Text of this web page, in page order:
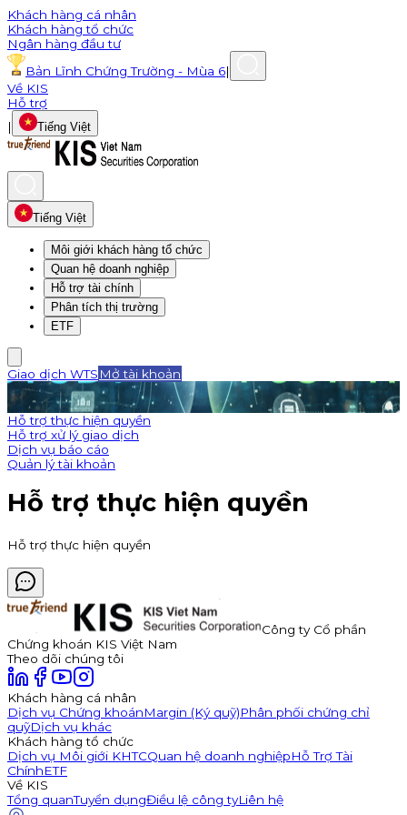
Khách hàng cá nhân
Khách hàng tổ chức
Ngân hàng đầu tư
Bản Lĩnh Chứng Trường - Mùa 6|
Về KIS
Hỗ trợ
|
Tiếng Việt
Tiếng Việt
Môi giới khách hàng tổ chức
Quan hệ doanh nghiệp
Hỗ trợ tài chính
Phân tích thị trường
ETF
Giao dịch WTS Mở tài khoản
Hỗ trợ thực hiện quyền
Hỗ trợ xử lý giao dịch
Dịch vụ báo cáo
Quản lý tài khoản
Hỗ trợ thực hiện quyền
Hỗ trợ thực hiện quyền
Công ty Cổ phần
Chứng khoán KIS Việt Nam
Theo dõi chúng tôi
Khách hàng cá nhân
Dịch vụ Chứng khoánMargin (Ký quỹ)Phân phối chứng chỉ
quỹDịch vụ khác
Khách hàng tổ chức
Dịch vụ Môi giới KHTCQuan hệ doanh nghiệpHỗ Trợ Tài
ChínhETF
Về KIS
Tổng quanTuyển dụngĐiều lệ công tyLiên hệ